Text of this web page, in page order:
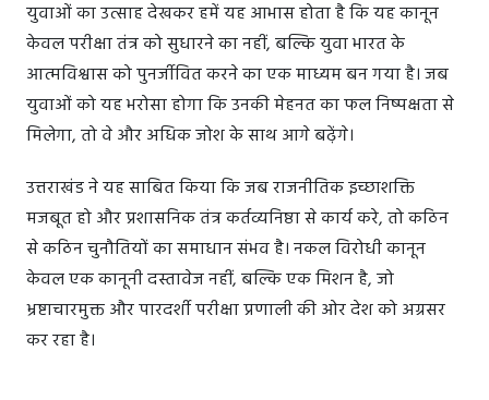
युवाओं का उत्साह देखकर हमें यह आभास होता है कि यह कानून
केवल परीक्षा तंत्र को सुधारने का नहीं, बल्कि युवा भारत के
आत्मविश्वास को पुनर्जीवित करने का एक माध्यम बन गया है। जब
युवाओं को यह भरोसा होगा कि उनकी मेहनत का फल निष्पक्षता से
मिलेगा, तो वे और अधिक जोश के साथ आगे बढ़ेंगे।
उत्तराखंड ने यह साबित किया कि जब राजनीतिक इच्छाशक्ति
मजबूत हो और प्रशासनिक तंत्र कर्तव्यनिष्ठा से कार्य करे, तो कठिन
से कठिन चुनौतियों का समाधान संभव है। नकल विरोधी कानून
केवल एक कानूनी दस्तावेज नहीं, बल्कि एक मिशन है, जो
भ्रष्टाचारमुक्त और पारदर्शी परीक्षा प्रणाली की ओर देश को अग्रसर
कर रहा है।